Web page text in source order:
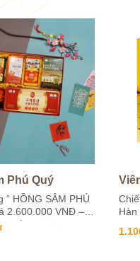
Phú Quý
“ HỒNG SÂM PHÚ
2.600.000 VNĐ –
kết hợp các dòng
trội của Hồng...
Hàn